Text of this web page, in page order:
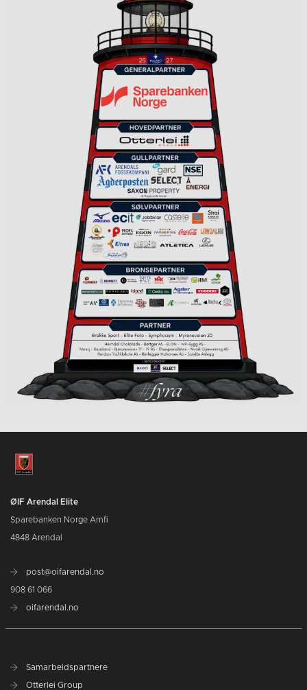
ØIF Arendal Elite
Sparebanken Norge Amfi
4848 Arendal
post@oifarendal.no
908 61 066
oifarendal.no
Samarbeidspartnere
Otterlei Group